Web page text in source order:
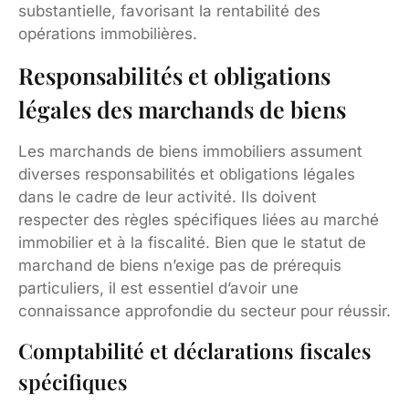
substantielle, favorisant la rentabilité des
opérations immobilières.
Responsabilités et obligations
légales des marchands de biens
Les marchands de biens immobiliers assument
diverses responsabilités et obligations légales
dans le cadre de leur activité. Ils doivent
respecter des règles spécifiques liées au marché
immobilier et à la fiscalité. Bien que le statut de
marchand de biens n’exige pas de prérequis
particuliers, il est essentiel d’avoir une
connaissance approfondie du secteur pour réussir.
Comptabilité et déclarations fiscales
spécifiques